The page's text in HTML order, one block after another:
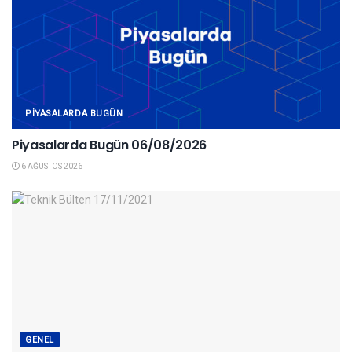
PIYASALARDA BUGÜN
Piyasalarda Bugün 06/08/2026
6 AĞUSTOS 2026
GENEL